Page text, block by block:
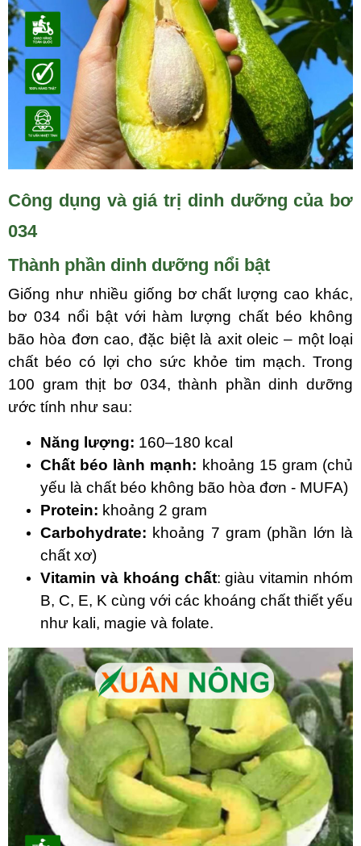
Công dụng và giá trị dinh dưỡng của bơ
034
Thành phần dinh dưỡng nổi bật
Giống như nhiều giống bơ chất lượng cao khác,
bơ 034 nổi bật với hàm lượng chất béo không
bão hòa đơn cao, đặc biệt là axit oleic – một loại
chất béo có lợi cho sức khỏe tim mạch. Trong
100 gram thịt bơ 034, thành phần dinh dưỡng
ước tính như sau:
Năng lượng: 160–180 kcal
Chất béo lành mạnh: khoảng 15 gram (chủ
yếu là chất béo không bão hòa đơn - MUFA)
Protein: khoảng 2 gram
Carbohydrate: khoảng 7 gram (phần lớn là
chất xơ)
Vitamin và khoáng chất: giàu vitamin nhóm
B, C, E, K cùng với các khoáng chất thiết yếu
như kali, magie và folate.